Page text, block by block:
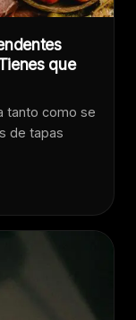
que
tanto como se
de tapas